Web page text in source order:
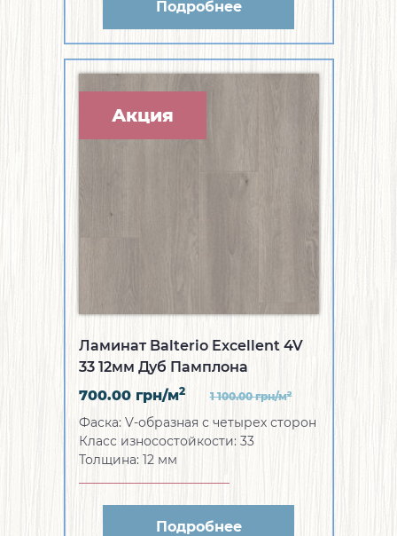
Подробнее
Акция
Ламинат Balterio Excellent 4V
33 12мм Дуб Памплона
700.00 грн/м2 1 100.00грн/м2
Фаска: V-образная с четырех сторон
Класс износостойкости: 33
Толщина: 12 мм
Подробнее